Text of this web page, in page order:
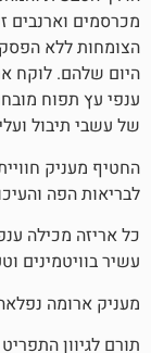
זקוקים ללעיסה
ובטבע ענפי
את החוויה
וקשיחים,
כותרת ריחניים.
לעיסה
בצורה
עץ תפוח,
וטעים במיוחד:
ועשיר בנוגדי
ומציע ויטמינים